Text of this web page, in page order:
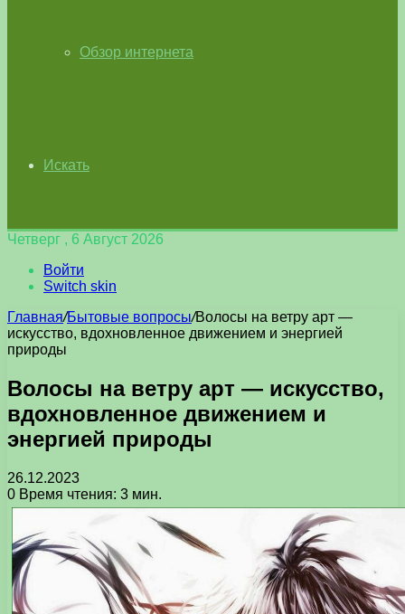
Обзор интернета
Искать
Четверг , 6 Август 2026
Войти
Switch skin
Главная/Бытовые вопросы/Волосы на ветру арт —
искусство, вдохновленное движением и энергией
природы
Волосы на ветру арт — искусство,
вдохновленное движением и
энергией природы
26.12.2023
0 Время чтения: 3 мин.